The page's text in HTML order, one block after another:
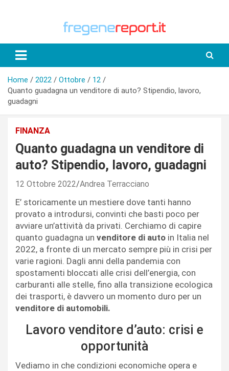
Home 2022 Ottobre
12
Quanto guadagna un venditore di auto? Stipendio, lavoro,
guadagni
FINANZA
Quanto guadagna un venditore di
auto? Stipendio, lavoro, guadagni
12 Ottobre 2022 Andrea Terracciano
E’ storicamente un mestiere dove tanti hanno
provato a introdursi, convinti che basti poco per
avviare un’attività da privati. Cerchiamo di capire
quanto guadagna un venditore di auto in Italia nel
2022, a fronte di un mercato sempre più in crisi per
varie ragioni. Dagli anni della pandemia con
spostamenti bloccati alle crisi dell’energia, con
carburanti alle stelle, fino alla transizione ecologica
dei trasporti, è davvero un momento duro per un
venditore di automobili.
Lavoro venditore d’auto: crisi e
opportunità
Vediamo in che condizioni economiche opera e